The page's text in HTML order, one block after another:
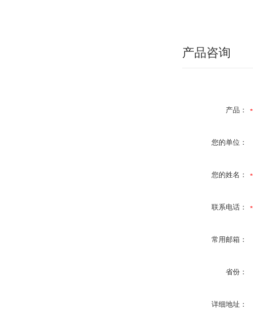
产品咨询
产品：
您的单位：
您的姓名：
联系电话：
常用邮箱：
省份：
详细地址：